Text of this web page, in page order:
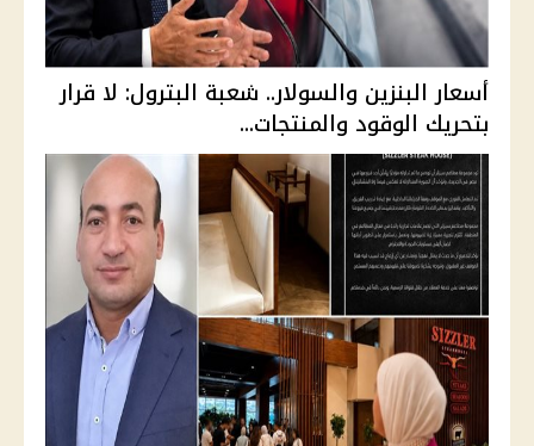
أسعار البنزين والسولار.. شعبة البترول: لا قرار
بتحريك الوقود والمنتجات...